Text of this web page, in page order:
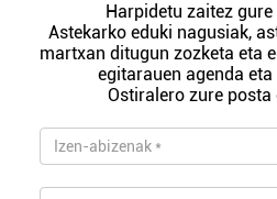
Harpidetu zaitez
Astekarko eduki nagusiak,
martxan ditugun zozketa eta
egitarauen agenda
Ostiralero zure posta